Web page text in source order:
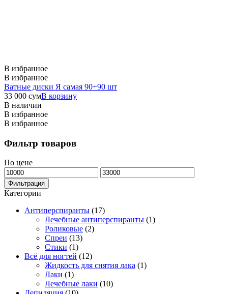
В избранное
В избранное
Ватные диски Я самая 90+90 шт
33 000 сумВ корзину
В наличии
В избранное
В избранное
Фильтр товаров
По цене
Минимальная
цена
Максимальная
цена
Фильтрация
Категории
Антиперспиранты (17)
Лечебные антиперспиранты (1)
Роликовые (2)
Спреи (13)
Стики (1)
Всё для ногтей (12)
Жидкость для снятия лака (1)
Лаки (1)
Лечебные лаки (10)